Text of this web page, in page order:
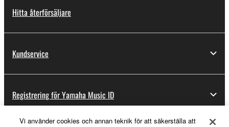
Hitta återförsäljare
Kundservice
Registrering för Yamaha Music ID
Vi använder cookies och annan teknik för att säkerställa att